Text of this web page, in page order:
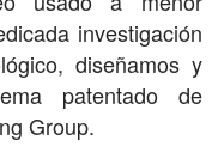
investigación
diseñamos y
patentado de
Group.